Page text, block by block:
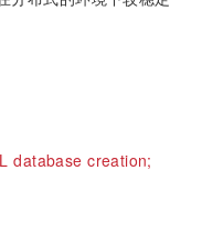
database creation;